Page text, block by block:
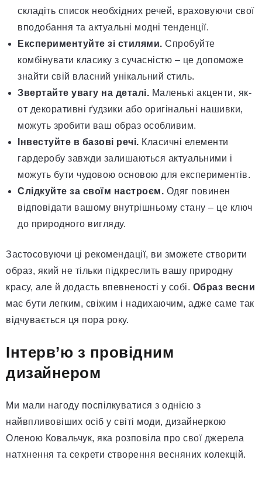
складіть список необхідних речей, враховуючи свої
вподобання та актуальні модні тенденції.
Експериментуйте зі стилями. Спробуйте
комбінувати класику з сучасністю – це допоможе
знайти свій власний унікальний стиль.
Звертайте увагу на деталі. Маленькі акценти, як-
от декоративні ґудзики або оригінальні нашивки,
можуть зробити ваш образ особливим.
Інвестуйте в базові речі. Класичні елементи
гардеробу завжди залишаються актуальними і
можуть бути чудовою основою для експериментів.
Слідкуйте за своїм настроєм. Одяг повинен
відповідати вашому внутрішньому стану – це ключ
до природного вигляду.
Застосовуючи ці рекомендації, ви зможете створити
образ, який не тільки підкреслить вашу природну
красу, але й додасть впевненості у собі. Образ весни
має бути легким, свіжим і надихаючим, адже саме так
відчувається ця пора року.
Інтерв’ю з провідним
дизайнером
Ми мали нагоду поспілкуватися з однією з
найвпливовіших осіб у світі моди, дизайнеркою
Оленою Ковальчук, яка розповіла про свої джерела
натхнення та секрети створення весняних колекцій.